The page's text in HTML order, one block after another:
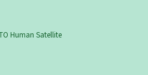
Human Satellite